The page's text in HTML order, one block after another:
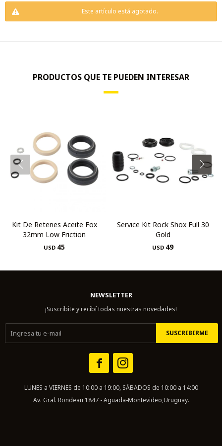
Este artículo está agotado.
PRODUCTOS QUE TE PUEDEN INTERESAR
Kit De Retenes Aceite Fox
32mm Low Friction
USD 45
Service Kit Rock Shox Full 30
Gold
USD 49
NEWSLETTER
¡Suscribite y recibí todas nuestras novedades!
SUSCRIBIRME
 
LUNES a VIERNES de 10:00 a 19:00, SÁBADOS de 10:00 a 14:00
Av. Gral. Rondeau 1847 - Aguada-Montevideo,Uruguay.